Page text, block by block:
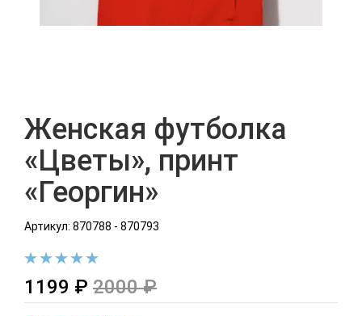
Женская футболка
«Цветы», принт
«Георгин»
Артикул: 870788 - 870793
1199 ₽ 2000 ₽